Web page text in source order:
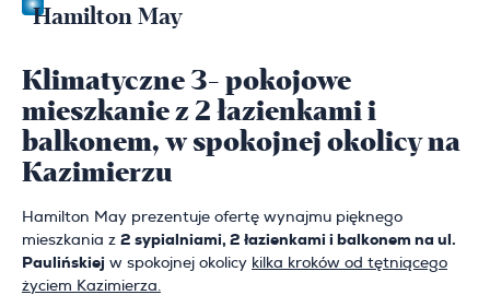
Hamilton May
Klimatyczne 3- pokojowe
mieszkanie z 2 łazienkami i
balkonem, w spokojnej okolicy na
Kazimierzu
Hamilton May prezentuje ofertę wynajmu pięknego
mieszkania z 2 sypialniami, 2 łazienkami i balkonem na ul.
Paulińskiej w spokojnej okolicy kilka kroków od tętniącego
życiem Kazimierza.